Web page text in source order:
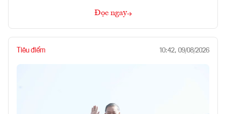
Đọc ngay
Tiêu điểm 10:42, 09/08/2026